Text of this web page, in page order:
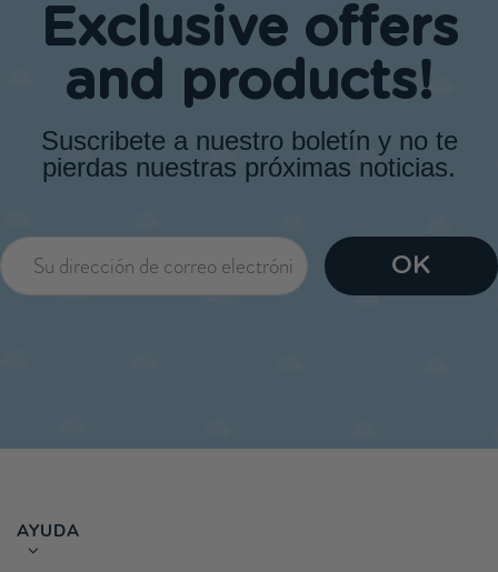
Exclusive offers
and products!
Suscribete a nuestro boletín y no te
pierdas nuestras próximas noticias.
AYUDA